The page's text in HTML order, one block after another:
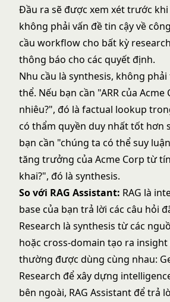
Đầu ra sẽ được xem xét trước
không phải vấn đề tin cậy về
cầu workflow cho bất kỳ
thông báo cho các quyết định.
Nhu cầu là synthesis, không
thể. Nếu bạn cần "ARR của Acme
nhiêu?", đó là factual lookup
có thẩm quyền duy nhất tốt hơn
bạn cần "chúng ta có thể suy
tăng trưởng của Acme Corp từ
khai?", đó là synthesis.
So với RAG Assistant: RAG là
base của bạn trả lời các câu hỏi
Research là synthesis từ các
hoặc cross-domain tạo ra insight
thường được dùng cùng nhau:
Research để xây dựng
bên ngoài, RAG Assistant để trả